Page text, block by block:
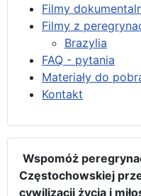
Filmy
Filmy z
Brazylia
FAQ - pytania
Materiały do
Kontakt
Wspomóż
Częstochowskiej
cywilizacji życia i